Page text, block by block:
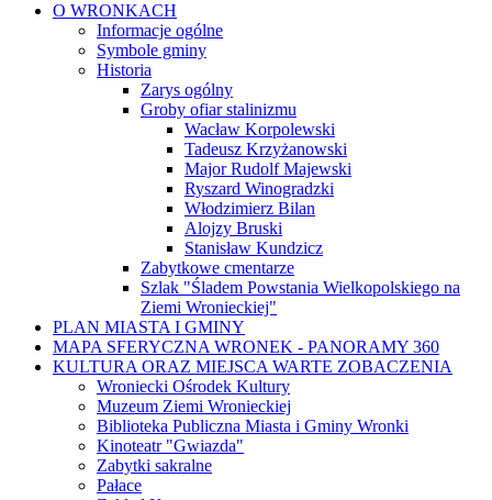
O WRONKACH
Informacje ogólne
Symbole gminy
Historia
Zarys ogólny
Groby ofiar stalinizmu
Wacław Korpolewski
Tadeusz Krzyżanowski
Major Rudolf Majewski
Ryszard Winogradzki
Włodzimierz Bilan
Alojzy Bruski
Stanisław Kundzicz
Zabytkowe cmentarze
Szlak "Śladem Powstania Wielkopolskiego na
Ziemi Wronieckiej"
PLAN MIASTA I GMINY
MAPA SFERYCZNA WRONEK - PANORAMY 360
KULTURA ORAZ MIEJSCA WARTE ZOBACZENIA
Wroniecki Ośrodek Kultury
Muzeum Ziemi Wronieckiej
Biblioteka Publiczna Miasta i Gminy Wronki
Kinoteatr "Gwiazda"
Zabytki sakralne
Pałace